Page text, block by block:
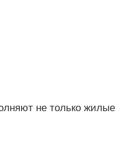
не только жилые